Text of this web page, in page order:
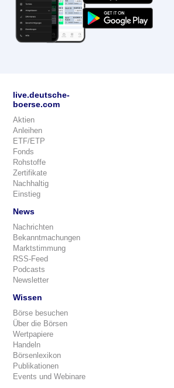
live.deutsche-
boerse.com
Aktien
Anleihen
ETF/ETP
Fonds
Rohstoffe
Zertifikate
Nachhaltig
Einstieg
News
Nachrichten
Bekanntmachungen
Marktstimmung
RSS-Feed
Podcasts
Newsletter
Wissen
Börse besuchen
Über die Börsen
Wertpapiere
Handeln
Börsenlexikon
Publikationen
Events und Webinare